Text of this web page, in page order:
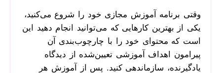
وقتی برنامه آموزش مجازی خود را شروع می‌کنید،
یکی از بهترین کارهایی که می‌توانید انجام دهید این
است که محتوای خود را با چارچوب‌بندی آن
پیرامون اهداف آموزشی تعیین‌شده از دیدگاه
یادگیرنده، سازماندهی کنید. پس از آموزش هر